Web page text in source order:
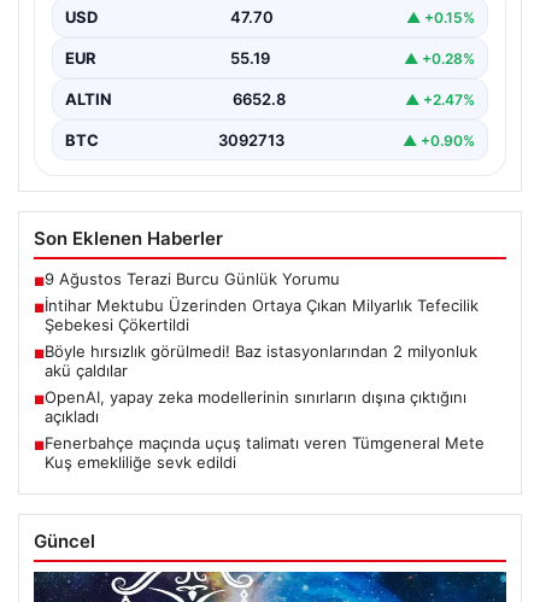
Elazığ’da, tefecilere olan borçlarını belirten bir intihar
büyük çaplı…
USD 47.70 ▲ +0.15%
EUR 55.19 ▲ +0.28%
ALTIN 6652.8 ▲ +2.47%
BTC 3092713 ▲ +0.90%
Son Eklenen Haberler
■9 Ağustos Terazi Burcu Günlük Yorumu
■İntihar Mektubu Üzerinden Ortaya Çıkan Milyarlık Tefecilik
Şebekesi Çökertildi
■Böyle hırsızlık görülmedi! Baz istasyonlarından 2 milyonluk
akü çaldılar
■OpenAI, yapay zeka modellerinin sınırların dışına çıktığını
açıkladı
■Fenerbahçe maçında uçuş talimatı veren Tümgeneral Mete
Kuş emekliliğe sevk edildi
Güncel